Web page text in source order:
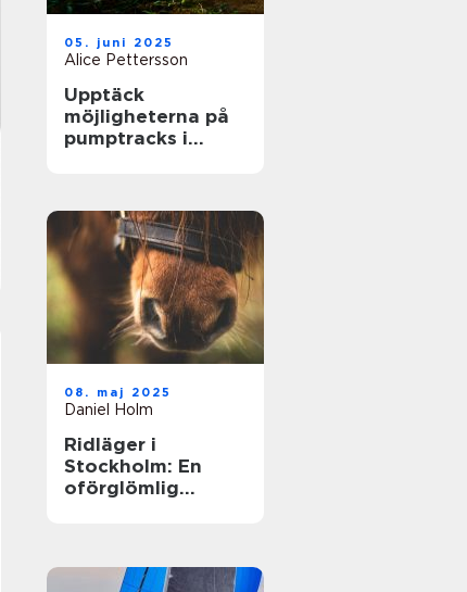
05. juni 2025
Alice Pettersson
Upptäck
möjligheterna på
pumptracks i
08. maj 2025
Daniel Holm
Ridläger i
Stockholm: En
oförglömlig